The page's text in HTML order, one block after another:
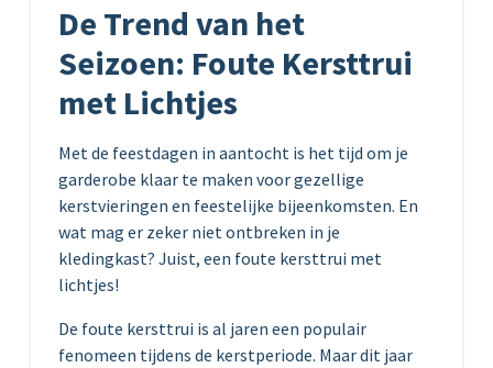
De Trend van het
Seizoen: Foute Kersttrui
met Lichtjes
Met de feestdagen in aantocht is het tijd om je
garderobe klaar te maken voor gezellige
kerstvieringen en feestelijke bijeenkomsten. En
wat mag er zeker niet ontbreken in je
kledingkast? Juist, een foute kersttrui met
lichtjes!
De foute kersttrui is al jaren een populair
fenomeen tijdens de kerstperiode. Maar dit jaar